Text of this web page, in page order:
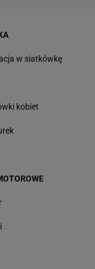
w siatkówkę
kobiet